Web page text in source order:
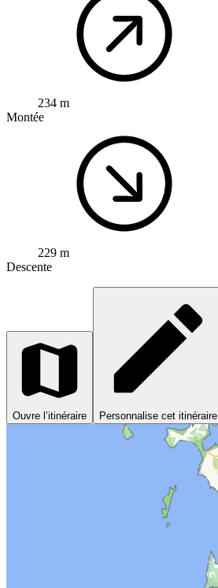
234 m
Montée
229 m
Descente
Ouvre l’itinéraire Personnalise cet itinéraire